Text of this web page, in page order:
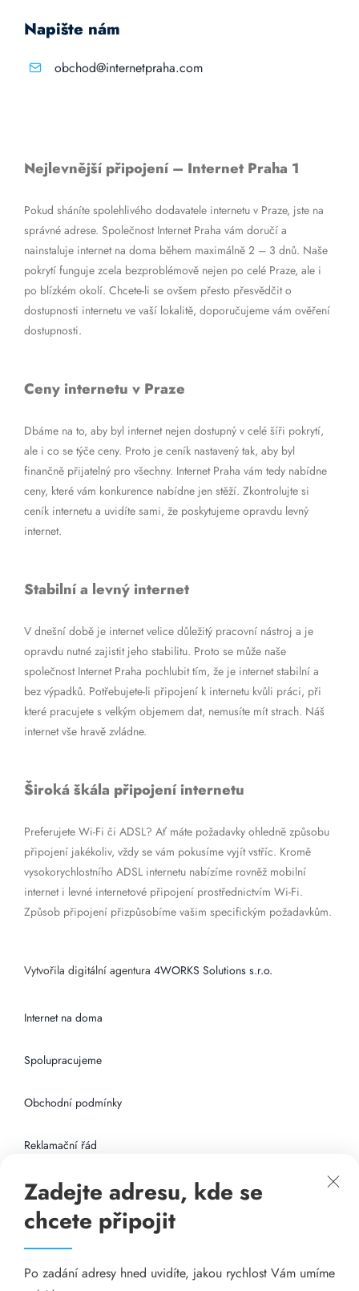
Napište nám
obchod@internetpraha.com
Nejlevnější připojení – Internet Praha 1
Pokud sháníte spolehlivého dodavatele internetu v Praze, jste na
správné adrese. Společnost Internet Praha vám doručí a
nainstaluje internet na doma během maximálně 2 – 3 dnů. Naše
pokrytí funguje zcela bezproblémově nejen po celé Praze, ale i
po blízkém okolí. Chcete-li se ovšem přesto přesvědčit o
dostupnosti internetu ve vaší lokalitě, doporučujeme vám ověření
dostupnosti.
Ceny internetu v Praze
Dbáme na to, aby byl internet nejen dostupný v celé šíři pokrytí,
ale i co se týče ceny. Proto je ceník nastavený tak, aby byl
finančně přijatelný pro všechny. Internet Praha vám tedy nabídne
ceny, které vám konkurence nabídne jen stěží. Zkontrolujte si
ceník internetu a uvidíte sami, že poskytujeme opravdu levný
internet.
Stabilní a levný internet
V dnešní době je internet velice důležitý pracovní nástroj a je
opravdu nutné zajistit jeho stabilitu. Proto se může naše
společnost Internet Praha pochlubit tím, že je internet stabilní a
bez výpadků. Potřebujete-li připojení k internetu kvůli práci, při
které pracujete s velkým objemem dat, nemusíte mít strach. Náš
internet vše hravě zvládne.
Široká škála připojení internetu
Preferujete Wi-Fi či ADSL? Ať máte požadavky ohledně způsobu
připojení jakékoliv, vždy se vám pokusíme vyjít vstříc. Kromě
vysokorychlostního ADSL internetu nabízíme rovněž mobilní
internet i levné internetové připojení prostřednictvím Wi-Fi.
Způsob připojení přizpůsobíme vašim specifickým požadavkům.
Vytvořila digitální agentura 4WORKS Solutions s.r.o.
Internet na doma
Spolupracujeme
Obchodní podmínky
Reklamační řád
Připojení k internetu
Odkazy
Katalog A-seznam.cz
Zadejte adresu, kde se
chcete připojit
Po zadání adresy hned uvidíte, jakou rychlost Vám umíme